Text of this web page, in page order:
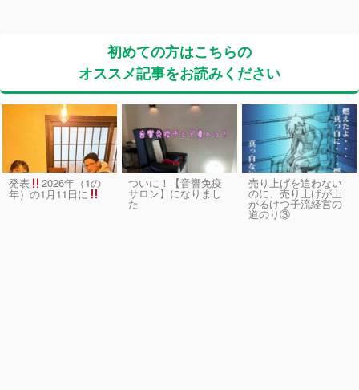
初めての方はこちらの
オススメ記事をお読みください
発表 2026年（1の
年）の1月11日に
ついに！【音響免疫
サロン】になりまし
た
売り上げを追わない
のに、売り上げが上
がるけつ子流経営の
道のり③